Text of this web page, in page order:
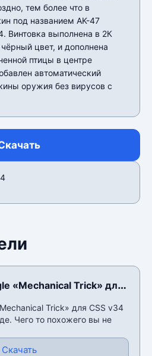
тем более что в
под названием AK-47
Винтовка выполнена в 2К
цвет, и дополнена
птицы в центре
автоматический
оружия без вирусов с
«Mechanical Trick» для
Trick» для CSS v34
Чего то похожего вы не
Скачать